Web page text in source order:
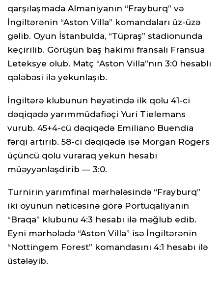
qarşılaşmada Almaniyanın “Frayburq” və
İngiltərənin “Aston Villa” komandaları üz-üzə
gəlib. Oyun İstanbulda, “Tüpraş” stadionunda
keçirilib. Görüşün baş hakimi fransalı Fransua
Leteksye olub. Matç “Aston Villa”nın 3:0 hesablı
qələbəsi ilə yekunlaşıb.
İngiltərə klubunun heyətində ilk qolu 41-ci
dəqiqədə yarımmüdafiəçi Yuri Tielemans
vurub. 45+4-cü dəqiqədə Emiliano Buendia
fərqi artırıb. 58-ci dəqiqədə isə Morgan Rogers
üçüncü qolu vuraraq yekun hesabı
müəyyənləşdirib — 3:0.
Turnirin yarımfinal mərhələsində “Frayburq”
iki oyunun nəticəsinə görə Portuqaliyanın
“Braqa” klubunu 4:3 hesabı ilə məğlub edib.
Eyni mərhələdə “Aston Villa” isə İngiltərənin
“Nottingem Forest” komandasını 4:1 hesabı ilə
üstələyib.